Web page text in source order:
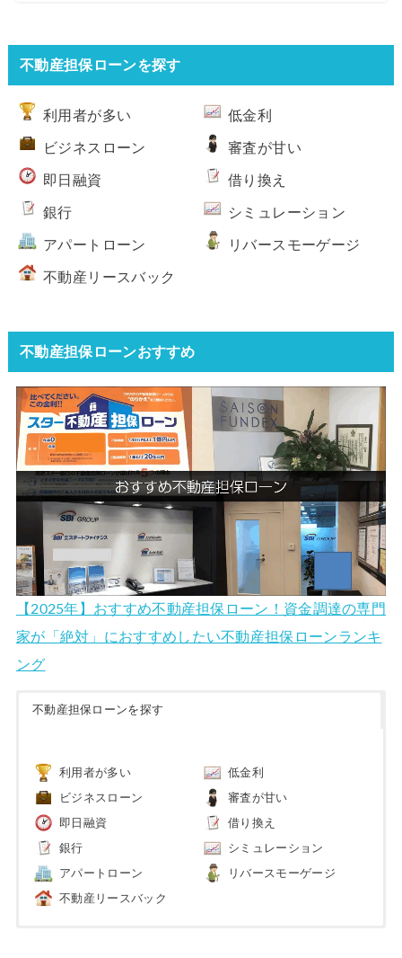
不動産担保ローンを探す
利用者が多い 低金利
ビジネスローン 審査が甘い
即日融資 借り換え
銀行 シミュレーション
アパートローン リバースモーゲージ
不動産リースバック
不動産担保ローンおすすめ
【2025年】おすすめ不動産担保ローン！資金調達の専門
家が「絶対」におすすめしたい不動産担保ローンランキ
ング
不動産担保ローンを探す
利用者が多い 低金利
ビジネスローン 審査が甘い
即日融資 借り換え
銀行 シミュレーション
アパートローン リバースモーゲージ
不動産リースバック